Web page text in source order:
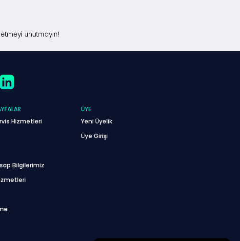
unutmayın!
Hizmetleri
Bilgilerimiz
ÜYE
Yeni Üyelik
Üye Girişi